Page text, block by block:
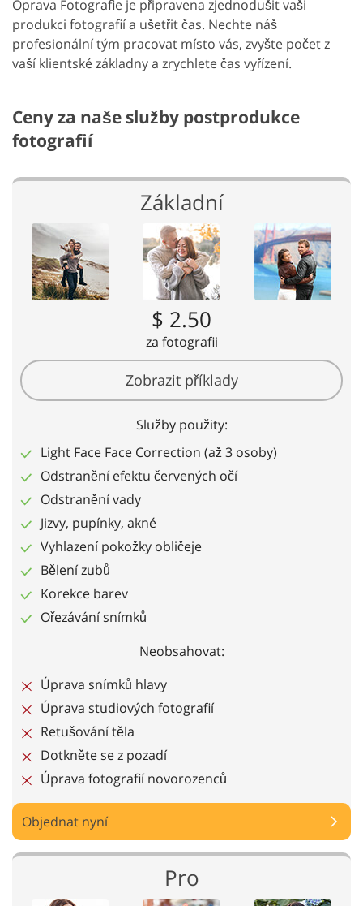
Oprava Fotografie je připravena zjednodušit vaši
produkci fotografií a ušetřit čas. Nechte náš
profesionální tým pracovat místo vás, zvyšte počet z
vaší klientské základny a zrychlete čas vyřízení.
Ceny za naše služby postprodukce
fotografií
Základní
$ 2.50
za fotografii
Zobrazit příklady
Služby použity:
Light Face Face Correction (až 3 osoby)
Odstranění efektu červených očí
Odstranění vady
Jizvy, pupínky, akné
Vyhlazení pokožky obličeje
Bělení zubů
Korekce barev
Ořezávání snímků
Neobsahovat:
Úprava snímků hlavy
Úprava studiových fotografií
Retušování těla
Dotkněte se z pozadí
Úprava fotografií novorozenců
Objednat nyní
Pro